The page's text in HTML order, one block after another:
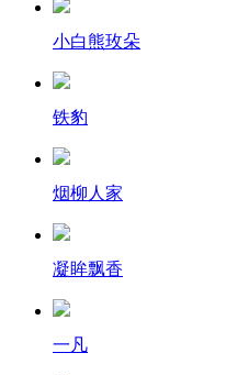
小白熊玫朵
铁豹
烟柳人家
凝眸飘香
一凡